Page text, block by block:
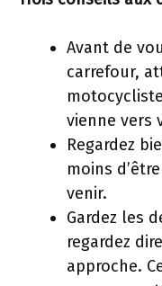
Avant de
carrefour,
vienne vers
Regardez
moins
venir.
Gardez les
regardez
approche.